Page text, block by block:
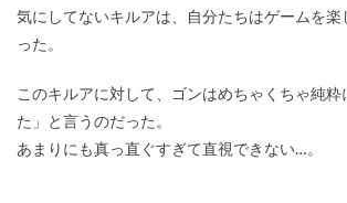
気にしてないキルアは、自分たちはゲームを楽
った。
このキルアに対して、ゴンはめちゃくちゃ純粋
た」と言うのだった。
あまりにも真っ直ぐすぎて直視できない…。